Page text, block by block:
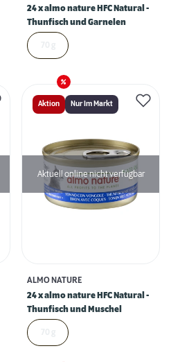
24 x almo nature HFC Natural -
Thunfisch und Garnelen
Aktion Nur Im Markt
Aktuell online nicht verfügbar
ALMO NATURE
24 x almo nature HFC Natural -
Thunfisch und Muschel